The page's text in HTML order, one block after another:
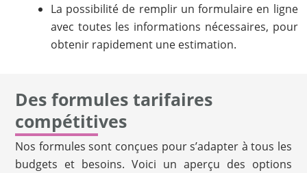
La possibilité de remplir un formulaire en ligne
avec toutes les informations nécessaires, pour
obtenir rapidement une estimation.
Des formules tarifaires
compétitives
Nos formules sont conçues pour s’adapter à tous les
budgets et besoins. Voici un aperçu des options